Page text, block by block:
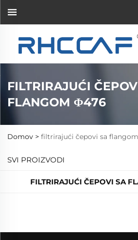
FILTRIRAJUĆI
FLANGOM Φ476
Domov > filtrirajući čepovi sa
SVI PROIZVODI
FILTRIRAJUĆI ČEPOVI SA